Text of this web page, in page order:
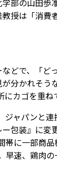
部の山田
授は「消
どで、「
分かれそ
カゴを重ね
ャパンと
包装』に
に一部商
速、鶏肉